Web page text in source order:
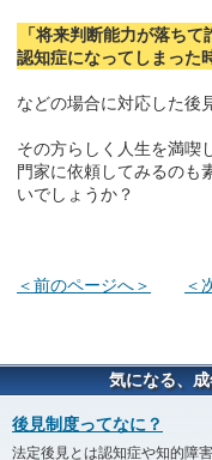
「将来判断能力が落ち
認知症になってしまった
などの場合に対応した後
その方らしく人生を満喫
門家に依頼してみるのも
いでしょうか？
＜前のページへ＞ ＜
気になる、
後見制度ってなに？
法定後見とは認知症や知的障